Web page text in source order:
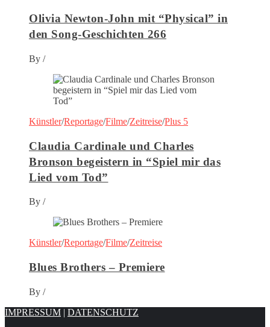
Olivia Newton-John mit “Physical” in
den Song-Geschichten 266
By /
Künstler/Reportage/Filme/Zeitreise/Plus 5
Claudia Cardinale und Charles
Bronson begeistern in “Spiel mir das
Lied vom Tod”
By /
Künstler/Reportage/Filme/Zeitreise
Blues Brothers – Premiere
By /
IMPRESSUM | DATENSCHUTZ